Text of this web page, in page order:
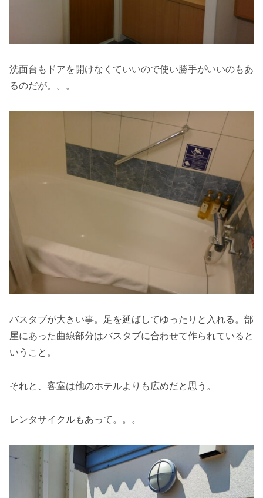
洗面台もドアを開けなくていいので使い勝手がいいのもあ
るのだが。。。
バスタブが大きい事。足を延ばしてゆったりと入れる。部
屋にあった曲線部分はバスタブに合わせて作られていると
いうこと。
それと、客室は他のホテルよりも広めだと思う。
レンタサイクルもあって。。。